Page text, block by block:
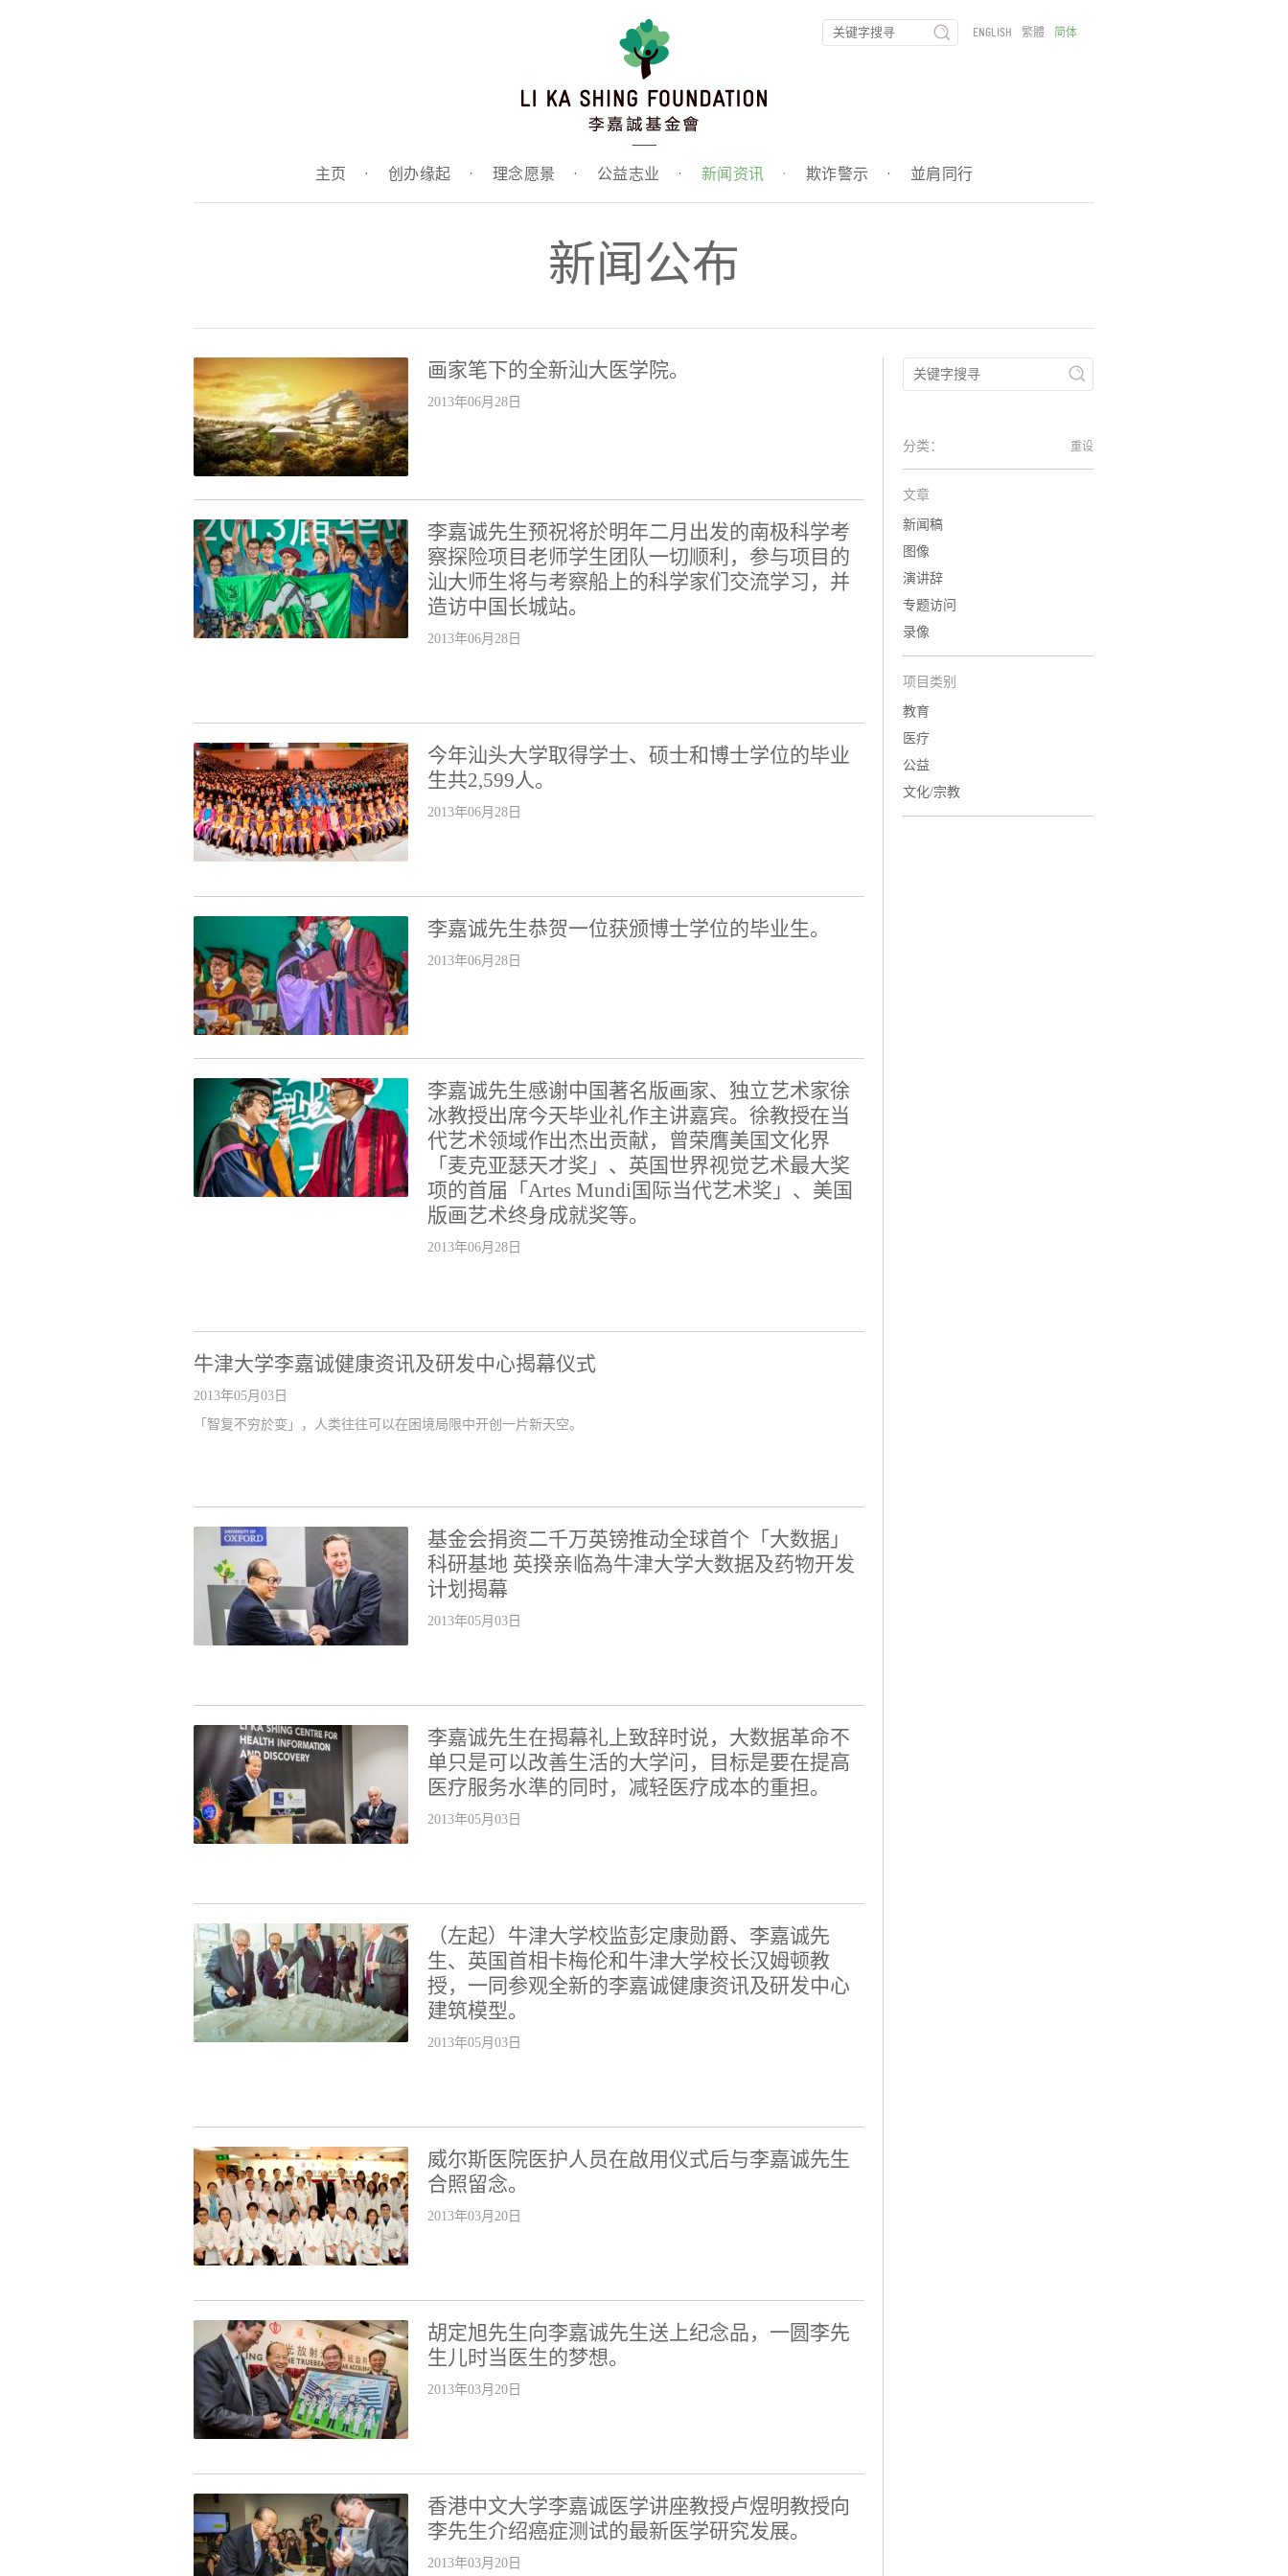
主页 · 创办缘起 · 理念愿景 · 公益志业 · 新闻资讯 · 欺诈警示 · 並肩同行
ENGLISH 繁體 简体
新闻公布
画家笔下的全新汕大医学院。
2013年06月28日
李嘉诚先生预祝将於明年二月出发的南极科学考
察探险项目老师学生团队一切顺利，参与项目的
汕大师生将与考察船上的科学家们交流学习，并
造访中国长城站。
2013年06月28日
今年汕头大学取得学士、硕士和博士学位的毕业
生共2,599人。
2013年06月28日
李嘉诚先生恭贺一位获颁博士学位的毕业生。
2013年06月28日
李嘉诚先生感谢中国著名版画家、独立艺术家徐
冰教授出席今天毕业礼作主讲嘉宾。徐教授在当
代艺术领域作出杰出贡献，曾荣膺美国文化界
「麦克亚瑟天才奖」、英国世界视觉艺术最大奖
项的首届「Artes Mundi国际当代艺术奖」、美国
版画艺术终身成就奖等。
2013年06月28日
牛津大学李嘉诚健康资讯及研发中心揭幕仪式
2013年05月03日
「智复不穷於变」，人类往往可以在困境局限中开创一片新天空。
基金会捐资二千万英镑推动全球首个「大数据」
科研基地 英揆亲临為牛津大学大数据及药物开发
计划揭幕
2013年05月03日
李嘉诚先生在揭幕礼上致辞时说，大数据革命不
单只是可以改善生活的大学问，目标是要在提高
医疗服务水準的同时，减轻医疗成本的重担。
2013年05月03日
（左起）牛津大学校监彭定康勋爵、李嘉诚先
生、英国首相卡梅伦和牛津大学校长汉姆顿教
授，一同参观全新的李嘉诚健康资讯及研发中心
建筑模型。
2013年05月03日
威尔斯医院医护人员在啟用仪式后与李嘉诚先生
合照留念。
2013年03月20日
胡定旭先生向李嘉诚先生送上纪念品，一圆李先
生儿时当医生的梦想。
2013年03月20日
香港中文大学李嘉诚医学讲座教授卢煜明教授向
李先生介绍癌症测试的最新医学研究发展。
2013年03月20日
分类： 重设
文章
新闻稿
图像
演讲辞
专题访问
录像
项目类别
教育
医疗
公益
文化/宗教